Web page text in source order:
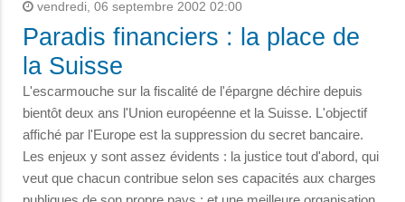
vendredi, 06 septembre 2002 02:00
Paradis financiers : la place de
la Suisse
L'escarmouche sur la fiscalité de l'épargne déchire depuis
bientôt deux ans l'Union européenne et la Suisse. L'objectif
affiché par l'Europe est la suppression du secret bancaire.
Les enjeux y sont assez évidents : la justice tout d'abord, qui
veut que chacun contribue selon ses capacités aux charges